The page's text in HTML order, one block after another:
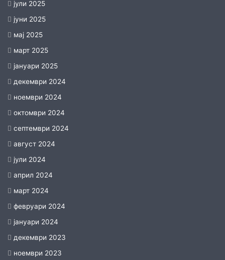
јули 2025
јуни 2025
мај 2025
март 2025
јануари 2025
декември 2024
ноември 2024
октомври 2024
септември 2024
август 2024
јули 2024
април 2024
март 2024
февруари 2024
јануари 2024
декември 2023
ноември 2023